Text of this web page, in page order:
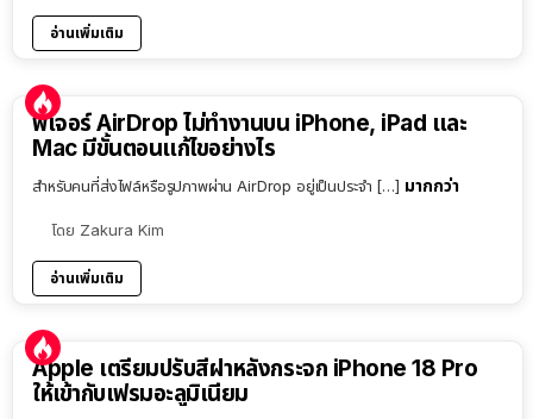
อ่านเพิ่มเติม
ฟีเจอร์ AirDrop ไม่ทำงานบน iPhone, iPad และ
Mac มีขั้นตอนแก้ไขอย่างไร
สำหรับคนที่ส่งไฟล์หรือรูปภาพผ่าน AirDrop อยู่เป็นประจำ […] มากกว่า
โดย Zakura Kim
อ่านเพิ่มเติม
Apple เตรียมปรับสีฝาหลังกระจก iPhone 18 Pro
ให้เข้ากับเฟรมอะลูมิเนียม